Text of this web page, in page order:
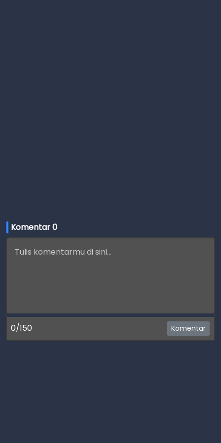
Komentar 0
0/150 Komentar